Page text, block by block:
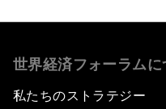
世界経済フォーラムに
私たちのストラテジー